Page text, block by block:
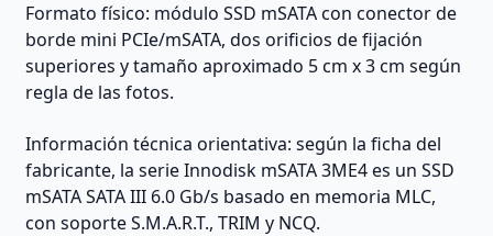
Formato físico: módulo SSD mSATA con conector de
borde mini PCIe/mSATA, dos orificios de fijación
superiores y tamaño aproximado 5 cm x 3 cm según
regla de las fotos.
Información técnica orientativa: según la ficha del
fabricante, la serie Innodisk mSATA 3ME4 es un SSD
mSATA SATA III 6.0 Gb/s basado en memoria MLC,
con soporte S.M.A.R.T., TRIM y NCQ.